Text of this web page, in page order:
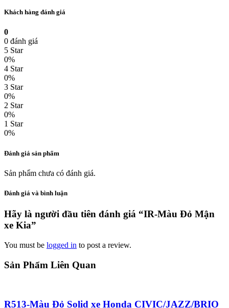
Khách hàng đánh giá
0
0 đánh giá
5 Star
0%
4 Star
0%
3 Star
0%
2 Star
0%
1 Star
0%
Đánh giá sản phẩm
Sản phẩm chưa có đánh giá.
Đánh giá và bình luận
Hãy là người đầu tiên đánh giá “IR-Màu Đỏ Mận
xe Kia”
You must be logged in to post a review.
Sản Phẩm Liên Quan
R513-Màu Đỏ Solid xe Honda CIVIC/JAZZ/BRIO